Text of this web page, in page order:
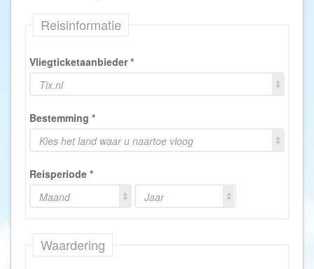
Reisinformatie
Vliegticketaanbieder*
Tix.nl
Bestemming *
Kies het land waar u naartoe vloog
Reisperiode *
Maand
Jaar
Waardering